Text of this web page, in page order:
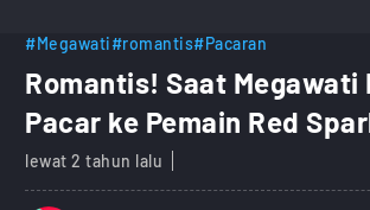
#Megawati#romantis#Pacaran
Romantis! Saat Megawati
Pacar ke Pemain Red
lewat 2 tahun lalu